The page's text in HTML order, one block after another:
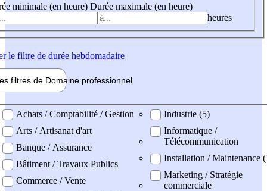
minimale (en heure) Durée maximale (en heure)
heures
le filtre de durée hebdomadaire
filtres de Domaine professionnel
professionel
Achats / Comptabilité / Gestion
Arts / Artisanat d'art
Banque / Assurance
Bâtiment / Travaux Publics
Commerce / Vente
Industrie (5)
Informatique /
Télécommunication
Installation / Maintenance
Marketing / Stratégie
commerciale